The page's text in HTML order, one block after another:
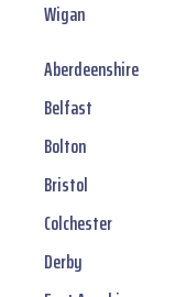
Wigan
Aberdeenshire
Belfast
Bolton
Bristol
Colchester
Derby